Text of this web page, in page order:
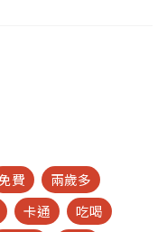
費
兩歲多
卡通
吃喝